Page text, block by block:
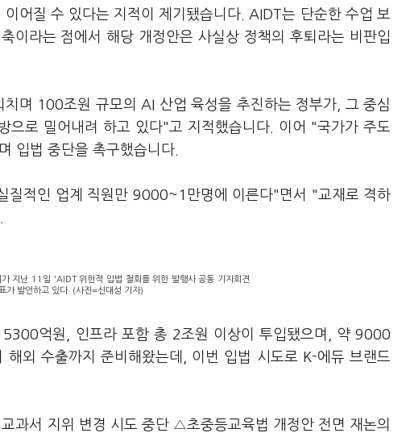
어질 수 있다는 지적이 제기됐습니다. AIDT는 단순한 수업 보
이라는 점에서 해당 개정안은 사실상 정책의 후퇴라는 비판입
며 100조원 규모의 AI 산업 육성을 추진하는 정부가, 그 중심
으로 밀어내려 하고 있다"고 지적했습니다. 이어 "국가가 주도
입법 중단을 촉구했습니다.
질적인 업계 직원만 9000~1만명에 이른다"면서 "교재로 격하
지난 11일 'AIDT 위헌적 입법 철회를 위한 발행사 공동 기자회견
가 발언하고 있다. (사진=신대성 기자)
억원, 인프라 포함 총 2조원 이상이 투입됐으며, 약 9000
외 수출까지 준비해왔는데, 이번 입법 시도로 K-에듀 브랜드
과서 지위 변경 시도 중단 △초중등교육법 개정안 전면 재논의